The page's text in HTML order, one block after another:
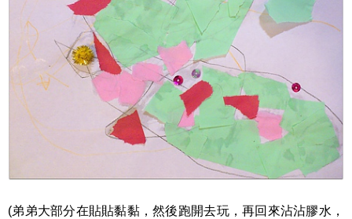
(弟弟大部分在貼貼黏黏，然後跑開去玩，再回來沾沾膠水，